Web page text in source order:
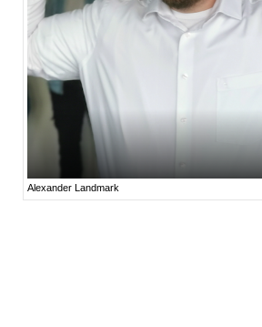
Alexander Landmark